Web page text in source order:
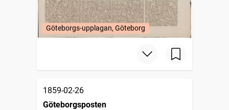
Göteborgs-upplagan, Göteborg
1859-02-26
Göteborgsposten